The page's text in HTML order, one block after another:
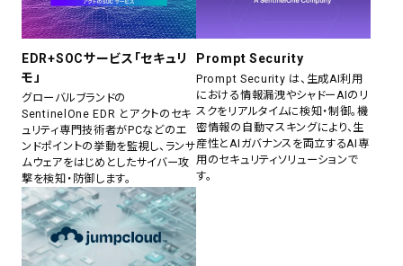
EDR+SOCサービス「セキュリ
モ」
グローバルブランドの
SentinelOne EDR とアクトのセキ
ュリティ専門技術者がPCなどのエ
ンドポイントの挙動を監視し、ランサ
ムウェアをはじめとしたサイバー攻
撃を検知・防御します。
Prompt Security
Prompt Security は、生成AI利用
における情報漏洩やシャドーAIのリ
スクをリアルタイムに検知・制御。機
密情報の自動マスキングにより、生
産性とAIガバナンスを両立するAI専
用のセキュリティソリューションで
す。